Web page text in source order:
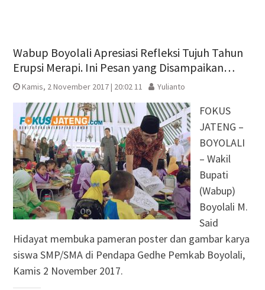
Wabup Boyolali Apresiasi Refleksi Tujuh Tahun
Erupsi Merapi. Ini Pesan yang Disampaikan…
Kamis, 2 November 2017 | 20:02 11 Yulianto
FOKUS
JATENG –
BOYOLALI
– Wakil
Bupati
(Wabup)
Boyolali M.
Said
Hidayat membuka pameran poster dan gambar karya
siswa SMP/SMA di Pendapa Gedhe Pemkab Boyolali,
Kamis 2 November 2017.